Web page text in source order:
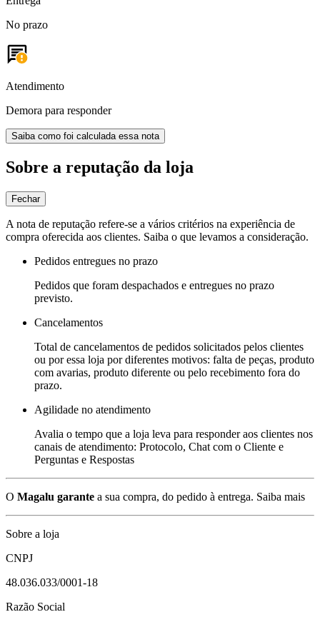
No prazo
Atendimento
Demora para responder
Saiba como foi calculada essa nota
Sobre a reputação da loja
Fechar
A nota de reputação refere-se a vários critérios na experiência de
compra oferecida aos clientes. Saiba o que levamos a consideração.
Pedidos entregues no prazo
Pedidos que foram despachados e entregues no prazo
previsto.
Cancelamentos
Total de cancelamentos de pedidos solicitados pelos clientes
ou por essa loja por diferentes motivos: falta de peças, produto
com avarias, produto diferente ou pelo recebimento fora do
prazo.
Agilidade no atendimento
Avalia o tempo que a loja leva para responder aos clientes nos
canais de atendimento: Protocolo, Chat com o Cliente e
Perguntas e Respostas
O Magalu garante a sua compra, do pedido à entrega. Saiba mais
Sobre a loja
CNPJ
48.036.033/0001-18
Razão Social